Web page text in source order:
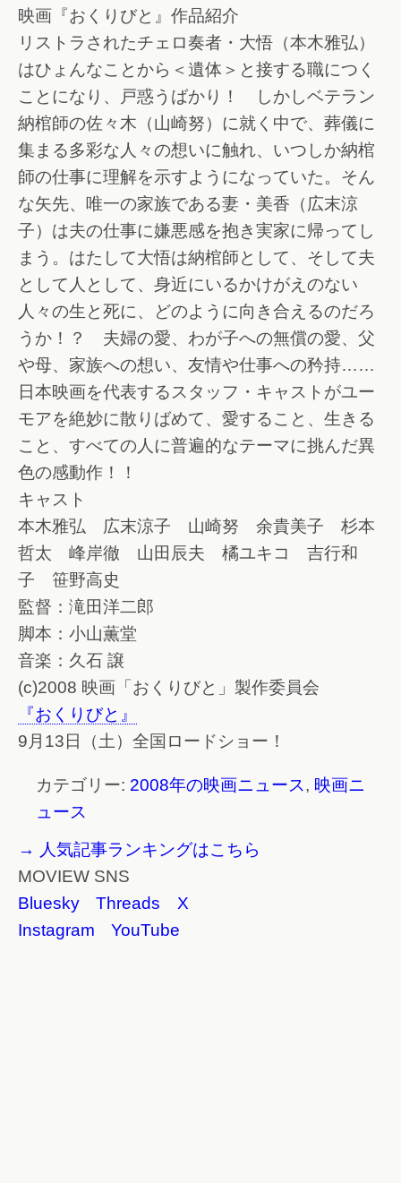
映画『おくりびと』作品紹介
リストラされたチェロ奏者・大悟（本木雅弘）
はひょんなことから＜遺体＞と接する職につく
ことになり、戸惑うばかり！ しかしベテラン
納棺師の佐々木（山崎努）に就く中で、葬儀に
集まる多彩な人々の想いに触れ、いつしか納棺
師の仕事に理解を示すようになっていた。そん
な矢先、唯一の家族である妻・美香（広末涼
子）は夫の仕事に嫌悪感を抱き実家に帰ってし
まう。はたして大悟は納棺師として、そして夫
として人として、身近にいるかけがえのない
人々の生と死に、どのように向き合えるのだろ
うか！？ 夫婦の愛、わが子への無償の愛、父
や母、家族への想い、友情や仕事への矜持……
日本映画を代表するスタッフ・キャストがユー
モアを絶妙に散りばめて、愛すること、生きる
こと、すべての人に普遍的なテーマに挑んだ異
色の感動作！！
キャスト
本木雅弘 広末涼子 山崎努 余貴美子 杉本
哲太 峰岸徹 山田辰夫 橘ユキコ 吉行和
子 笹野高史
監督：滝田洋二郎
脚本：小山薫堂
音楽：久石 譲
(c)2008 映画「おくりびと」製作委員会
『おくりびと』
9月13日（土）全国ロードショー！
カテゴリー: 2008年の映画ニュース, 映画ニ
ュース
→ 人気記事ランキングはこちら
MOVIEW SNS
Bluesky
Threads
X
Instagram
YouTube